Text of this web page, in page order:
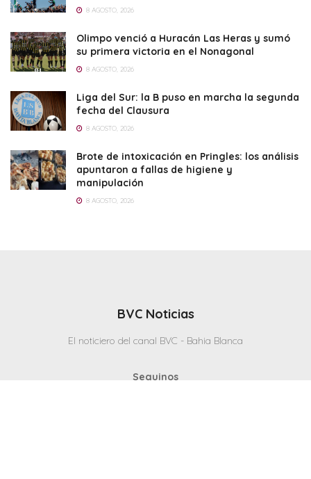
8 AGOSTO, 2026
Olimpo venció a Huracán Las Heras y sumó
su primera victoria en el Nonagonal
8 AGOSTO, 2026
Liga del Sur: la B puso en marcha la segunda
fecha del Clausura
8 AGOSTO, 2026
Brote de intoxicación en Pringles: los análisis
apuntaron a fallas de higiene y
manipulación
8 AGOSTO, 2026
BVC Noticias
El noticiero del canal BVC - Bahia Blanca
Seguinos